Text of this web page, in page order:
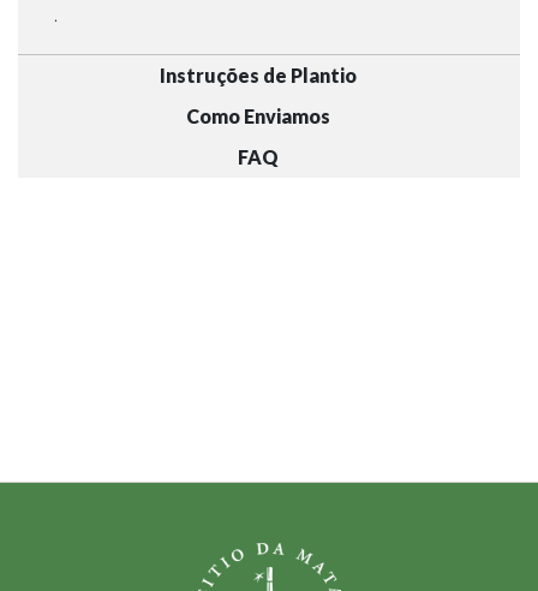
.
Instruções de Plantio
Como Enviamos
FAQ